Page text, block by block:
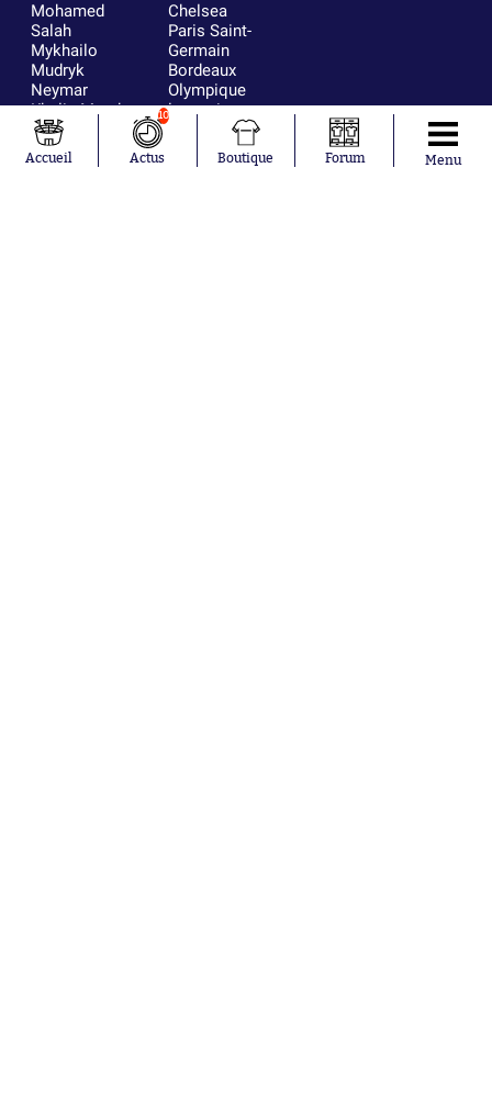
Mohamed
Salah
Mykhailo
Mudryk
Neymar
Khalis Merah
Loïs Openda
Moussa
Chelsea
Paris Saint-
Germain
Bordeaux
Olympique
lyonnais
Real Madrid
RC Strasbourg
Accueil
10
Actus Boutique Forum Menu